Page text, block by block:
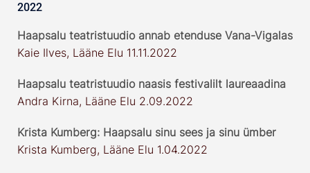
2022
Haapsalu teatristuudio annab etenduse Vana-Vigalas
Kaie Ilves, Lääne Elu 11.11.2022
Haapsalu teatristuudio naasis festivalilt laureaadina
Andra Kirna, Lääne Elu 2.09.2022
Krista Kumberg: Haapsalu sinu sees ja sinu ümber
Krista Kumberg, Lääne Elu 1.04.2022